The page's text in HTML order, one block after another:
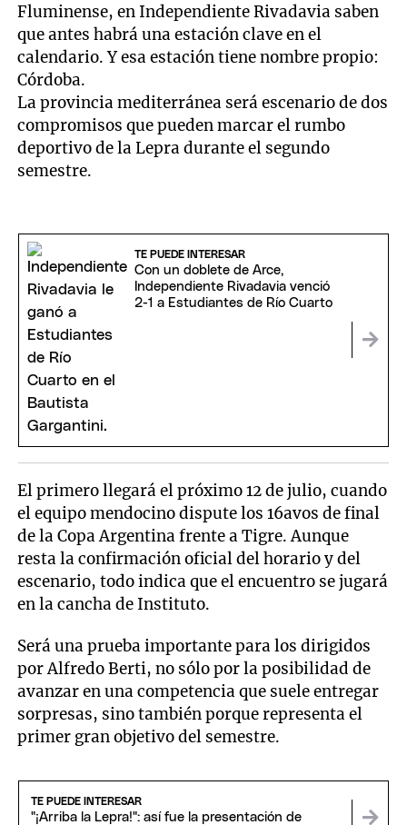
Fluminense, en Independiente Rivadavia saben
que antes habrá una estación clave en el
calendario. Y esa estación tiene nombre propio:
Córdoba.
La provincia mediterránea será escenario de dos
compromisos que pueden marcar el rumbo
deportivo de la Lepra durante el segundo
semestre.
TE PUEDE INTERESAR
Con un doblete de Arce,
Independiente Rivadavia venció
2-1 a Estudiantes de Río Cuarto
El primero llegará el próximo 12 de julio, cuando
el equipo mendocino dispute los 16avos de final
de la Copa Argentina frente a Tigre. Aunque
resta la confirmación oficial del horario y del
escenario, todo indica que el encuentro se jugará
en la cancha de Instituto.
Será una prueba importante para los dirigidos
por Alfredo Berti, no sólo por la posibilidad de
avanzar en una competencia que suele entregar
sorpresas, sino también porque representa el
primer gran objetivo del semestre.
TE PUEDE INTERESAR
"¡Arriba la Lepra!": así fue la presentación de